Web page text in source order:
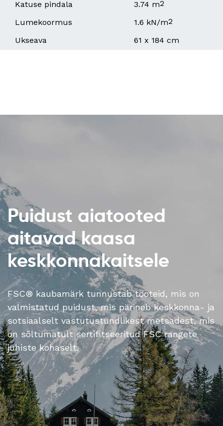
Katuse pindala 3.74 m2
Lumekoormus
1.6 kN/m2
Ukseava
61 x 184 cm
Puidust aiatooted
aitavad kaasa
keskkonnakaitsele
FSC® kaubamärk tunnustab tooteid, mis on
valmistatud puidust, mis pärineb keskkonna- ja
sotsiaalselt vastutustundlikest metsadest, mis
on sõltumatult sertifitseeritud FSC rangete
juhiste kohaselt.